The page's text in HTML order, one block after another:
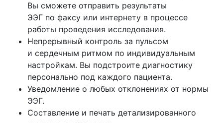
Вы сможете отправить результаты
ЭЭГ по факсу или интернету в процессе
работы проведения исследования.
Непрерывный контроль за пульсом
и сердечным ритмом по индивидуальным
настройкам. Вы подстроите диагностику
персонально под каждого пациента.
Уведомление о любых отклонениях от нормы
ЭЭГ.
Составление и печать детализированного